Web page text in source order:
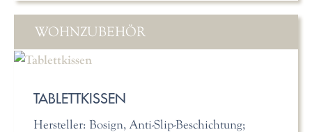
WOHNZUBEHÖR
TABLETTKISSEN
Hersteller: Bosign, Anti-Slip-Beschichtung;